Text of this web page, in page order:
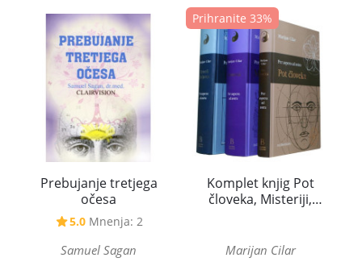
Prebujanje tretjega
očesa
5.0 Mnenja: 2
Samuel Sagan
Prihranite 33%
Komplet knjig Pot
človeka, Misteriji,
Marijan Cilar